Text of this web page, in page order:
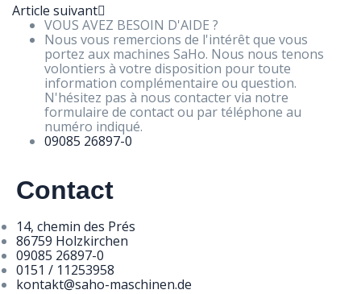
Article suivant
VOUS AVEZ BESOIN D'AIDE ?
Nous vous remercions de l'intérêt que vous
portez aux machines SaHo. Nous nous tenons
volontiers à votre disposition pour toute
information complémentaire ou question.
N'hésitez pas à nous contacter via notre
formulaire de contact ou par téléphone au
numéro indiqué.
09085 26897-0
Contact
14, chemin des Prés
86759 Holzkirchen
09085 26897-0
0151 / 11253958
kontakt@saho-maschinen.de